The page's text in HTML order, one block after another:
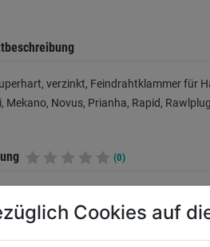
verzinkt, Feindrahtklammer für
Mekano, Novus, Prianha, Rapid,
(0)
PRODUKTE AUS
Cookies auf